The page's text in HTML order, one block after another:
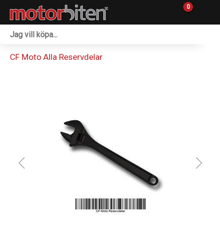
0
Reservdelar
Sprängskisser
CF Moto Alla Reservdelar